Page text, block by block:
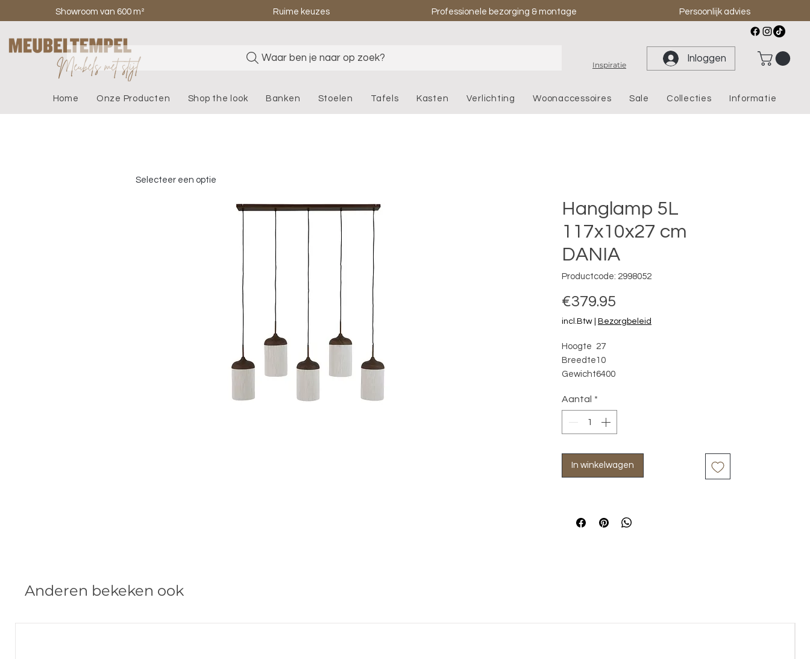
Showroom van 600 m² Ruime keuzes Professionele bezorging & montage Persoonlijk advies
Waar ben je naar op zoek?
Inspiratie
Inloggen
Home Onze Producten Shop the look Banken Stoelen Tafels Kasten Verlichting Woonaccessoires Sale Collecties Informatie
Hanglamp 5L
117x10x27 cm
DANIA
Productcode: 2998052
€379.95
incl.Btw Bezorgbeleid
Hoogte 27
Breedte10
Gewicht6400
Aantal *
In winkelwagen
Selecteer een optie
Anderen bekeken ook